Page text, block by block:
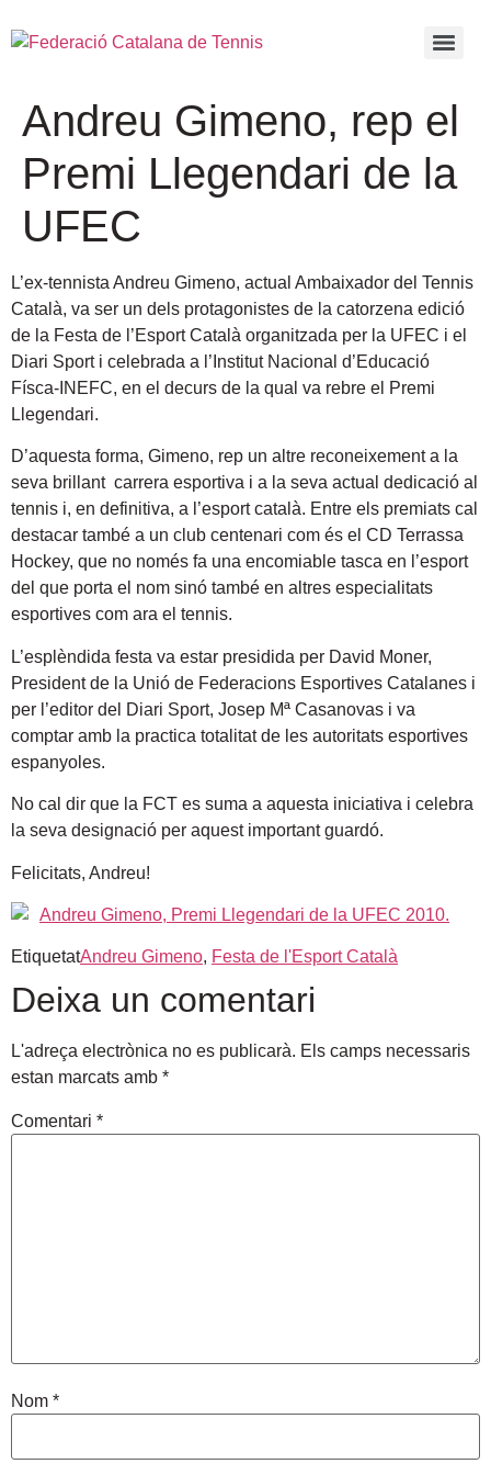
Andreu Gimeno, rep el
Premi Llegendari de la
UFEC
L’ex-tennista Andreu Gimeno, actual Ambaixador del Tennis
Català, va ser un dels protagonistes de la catorzena edició
de la Festa de l’Esport Català organitzada per la UFEC i el
Diari Sport i celebrada a l’Institut Nacional d’Educació
Físca-INEFC, en el decurs de la qual va rebre el Premi
Llegendari.
D’aquesta forma, Gimeno, rep un altre reconeixement a la
seva brillant carrera esportiva i a la seva actual dedicació al
tennis i, en definitiva, a l’esport català. Entre els premiats cal
destacar també a un club centenari com és el CD Terrassa
Hockey, que no només fa una encomiable tasca en l’esport
del que porta el nom sinó també en altres especialitats
esportives com ara el tennis.
L’esplèndida festa va estar presidida per David Moner,
President de la Unió de Federacions Esportives Catalanes i
per l’editor del Diari Sport, Josep Mª Casanovas i va
comptar amb la practica totalitat de les autoritats esportives
espanyoles.
No cal dir que la FCT es suma a aquesta iniciativa i celebra
la seva designació per aquest important guardó.
Felicitats, Andreu!
EtiquetatAndreu Gimeno, Festa de l'Esport Català
Deixa un comentari
L'adreça electrònica no es publicarà. Els camps necessaris
estan marcats amb *
Comentari *
Nom *